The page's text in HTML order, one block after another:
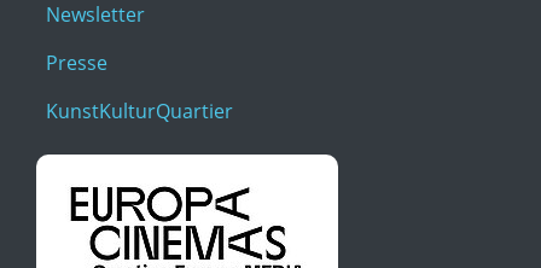
Newsletter
Presse
KunstKulturQuartier